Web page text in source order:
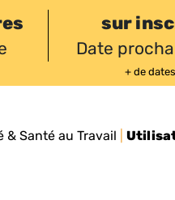
sur
Date
+ de dates
& Santé au Travail